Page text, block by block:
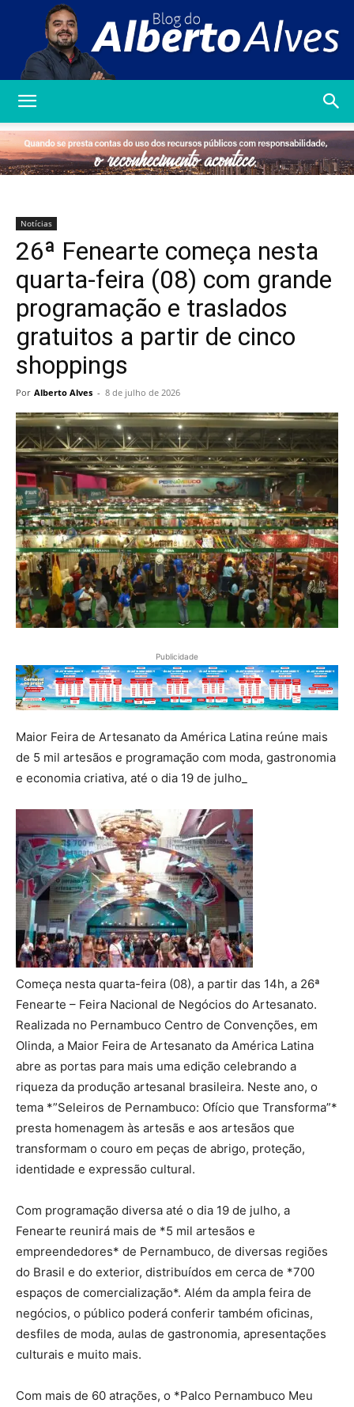
Alberto
Alves
Notícias
26ª Fenearte começa nesta
quarta-feira (08) com grande
programação e traslados
gratuitos a partir de cinco
shoppings
Por Alberto Alves - 8 de julho de 2026
Publicidade
Maior Feira de Artesanato da América Latina reúne mais
de 5 mil artesãos e programação com moda, gastronomia
e economia criativa, até o dia 19 de julho_
Começa nesta quarta-feira (08), a partir das 14h, a 26ª
Fenearte – Feira Nacional de Negócios do Artesanato.
Realizada no Pernambuco Centro de Convenções, em
Olinda, a Maior Feira de Artesanato da América Latina
abre as portas para mais uma edição celebrando a
riqueza da produção artesanal brasileira. Neste ano, o
tema *”Seleiros de Pernambuco: Ofício que Transforma”*
presta homenagem às artesãs e aos artesãos que
transformam o couro em peças de abrigo, proteção,
identidade e expressão cultural.
Com programação diversa até o dia 19 de julho, a
Fenearte reunirá mais de *5 mil artesãos e
empreendedores* de Pernambuco, de diversas regiões
do Brasil e do exterior, distribuídos em cerca de *700
espaços de comercialização*. Além da ampla feira de
negócios, o público poderá conferir também oficinas,
desfiles de moda, aulas de gastronomia, apresentações
culturais e muito mais.
Com mais de 60 atrações, o *Palco Pernambuco Meu